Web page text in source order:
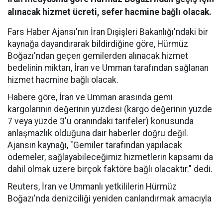
alınacak hizmet ücreti, sefer hacmine bağlı olacak.
Fars Haber Ajansı'nın İran Dışişleri Bakanlığı'ndaki bir
kaynağa dayandırarak bildirdiğine göre, Hürmüz
Boğazı'ndan geçen gemilerden alınacak hizmet
bedelinin miktarı, İran ve Umman tarafından sağlanan
hizmet hacmine bağlı olacak.
Habere göre, İran ve Umman arasında gemi
kargolarının değerinin yüzdesi (kargo değerinin yüzde
7 veya yüzde 3'ü oranındaki tarifeler) konusunda
anlaşmazlık olduğuna dair haberler doğru değil.
Ajansın kaynağı, "Gemiler tarafından yapılacak
ödemeler, sağlayabileceğimiz hizmetlerin kapsamı da
dahil olmak üzere birçok faktöre bağlı olacaktır." dedi.
Reuters, İran ve Ummanlı yetkililerin Hürmüz
Boğazı'nda denizciliği yeniden canlandırmak amacıyla